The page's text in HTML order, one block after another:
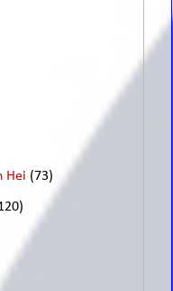
Hei (73)